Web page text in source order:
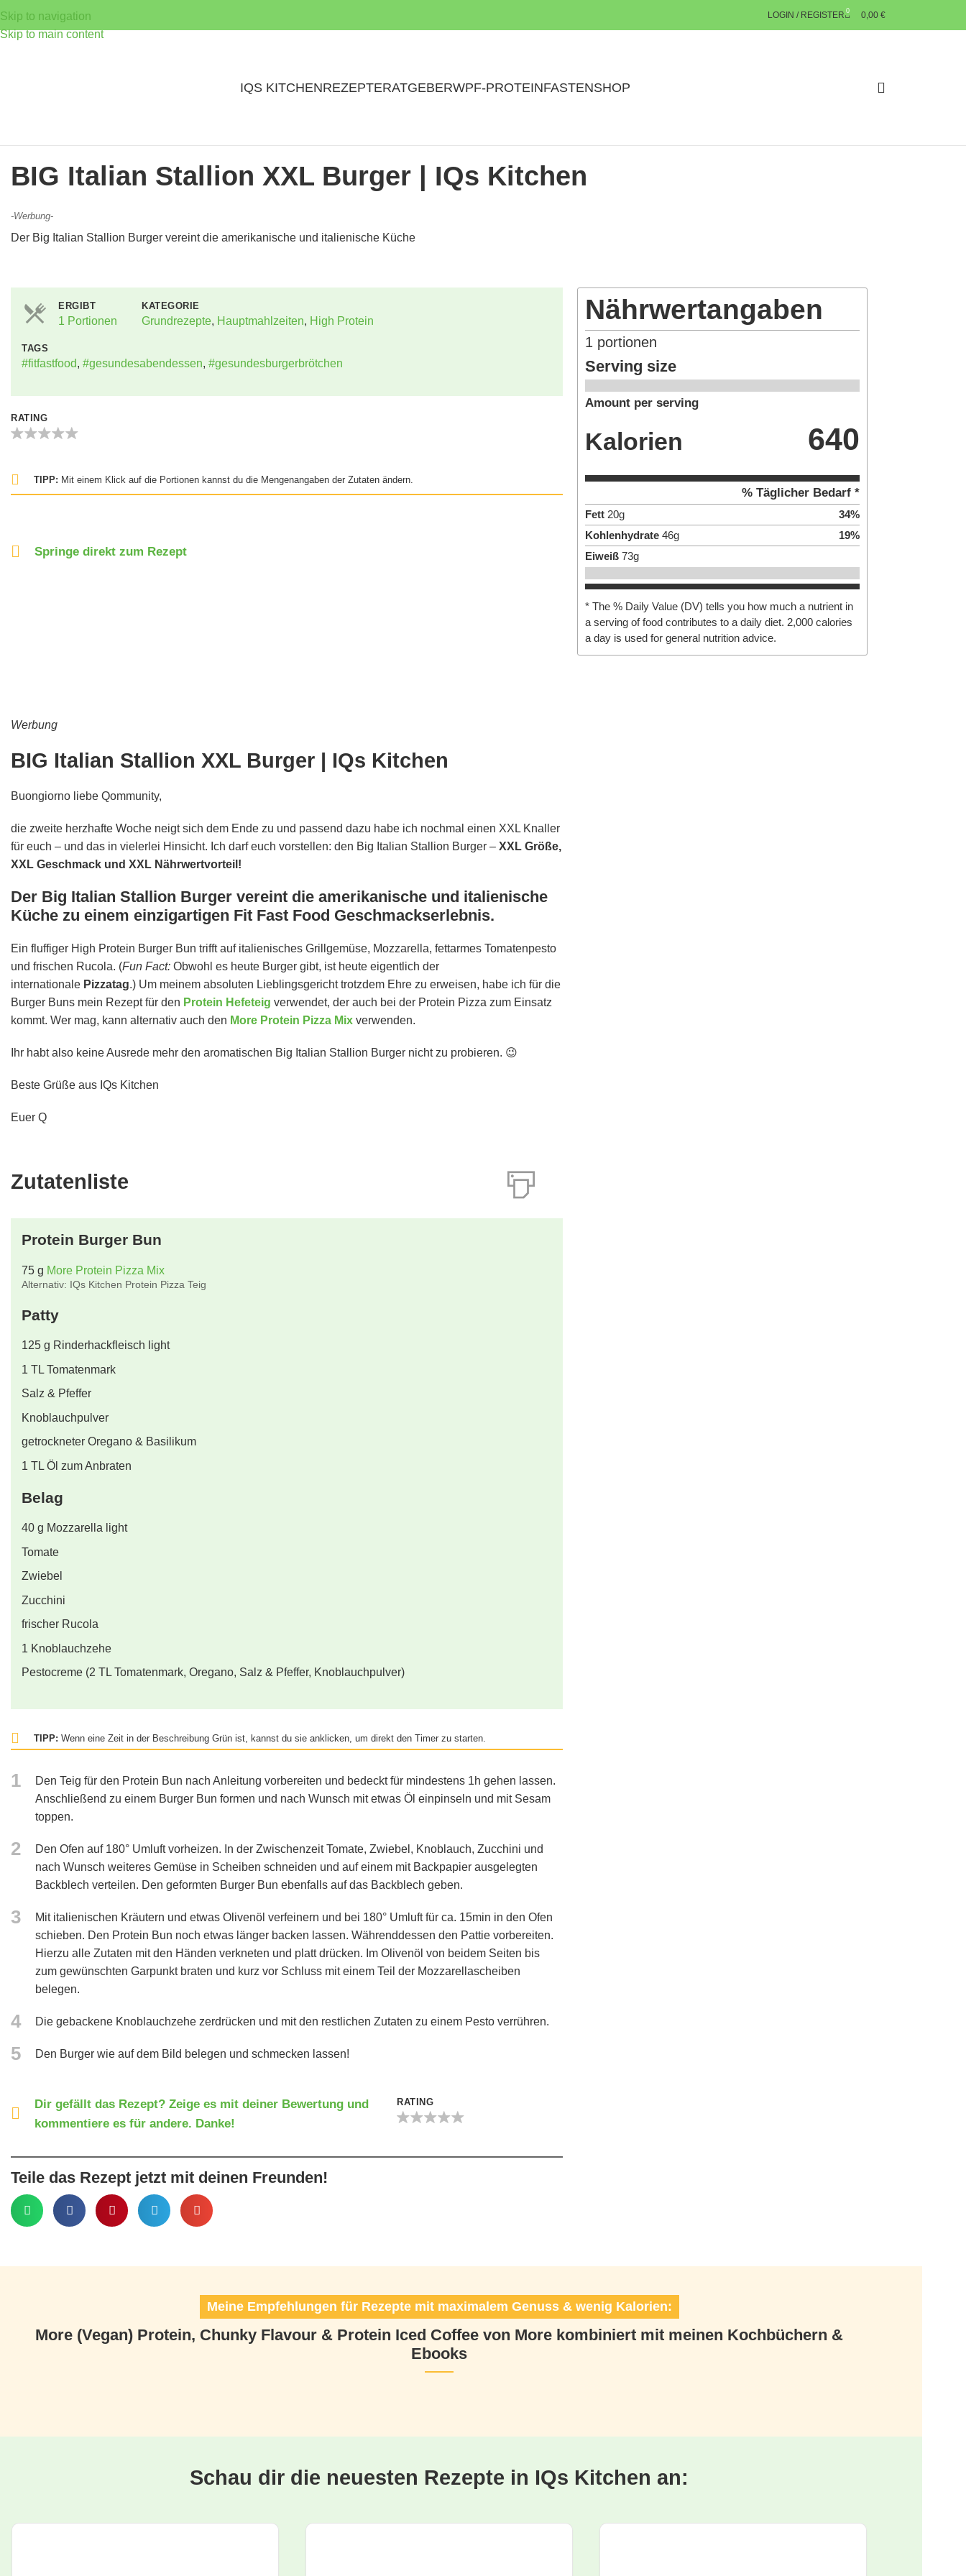
Skip to navigation
Skip to main content
LOGIN / REGISTER 0 0,00 €
IQS KITCHENREZEPTERATGEBERWPF-PROTEINFASTENSHOP
BIG Italian Stallion XXL Burger | IQs Kitchen
-Werbung-
Der Big Italian Stallion Burger vereint die amerikanische und italienische Küche
ERGIBT
1 Portionen
KATEGORIE
Grundrezepte, Hauptmahlzeiten, High Protein
TAGS
#fitfastfood, #gesundesabendessen, #gesundesburgerbrötchen
RATING
TIPP: Mit einem Klick auf die Portionen kannst du die Mengenangaben der Zutaten ändern.
Springe direkt zum Rezept
Nährwertangaben
1 portionen
Serving size
Amount per serving
Kalorien 640
% Täglicher Bedarf *
Fett 20g 34%
Kohlenhydrate 46g 19%
Eiweiß 73g
* The % Daily Value (DV) tells you how much a nutrient in
a serving of food contributes to a daily diet. 2,000 calories
a day is used for general nutrition advice.
Werbung
BIG Italian Stallion XXL Burger | IQs Kitchen
Buongiorno liebe Qommunity,
die zweite herzhafte Woche neigt sich dem Ende zu und passend dazu habe ich nochmal einen XXL Knaller
für euch – und das in vielerlei Hinsicht. Ich darf euch vorstellen: den Big Italian Stallion Burger – XXL Größe,
XXL Geschmack und XXL Nährwertvorteil!
Der Big Italian Stallion Burger vereint die amerikanische und italienische
Küche zu einem einzigartigen Fit Fast Food Geschmackserlebnis.
Ein fluffiger High Protein Burger Bun trifft auf italienisches Grillgemüse, Mozzarella, fettarmes Tomatenpesto
und frischen Rucola. (Fun Fact: Obwohl es heute Burger gibt, ist heute eigentlich der
internationale Pizzatag.) Um meinem absoluten Lieblingsgericht trotzdem Ehre zu erweisen, habe ich für die
Burger Buns mein Rezept für den Protein Hefeteig verwendet, der auch bei der Protein Pizza zum Einsatz
kommt. Wer mag, kann alternativ auch den More Protein Pizza Mix verwenden.
Ihr habt also keine Ausrede mehr den aromatischen Big Italian Stallion Burger nicht zu probieren. 😉
Beste Grüße aus IQs Kitchen
Euer Q
Zutatenliste
Protein Burger Bun
75 g More Protein Pizza Mix
Alternativ: IQs Kitchen Protein Pizza Teig
Patty
125 g Rinderhackfleisch light
1 TL Tomatenmark
Salz & Pfeffer
Knoblauchpulver
getrockneter Oregano & Basilikum
1 TL Öl zum Anbraten
Belag
40 g Mozzarella light
Tomate
Zwiebel
Zucchini
frischer Rucola
1 Knoblauchzehe
Pestocreme (2 TL Tomatenmark, Oregano, Salz & Pfeffer, Knoblauchpulver)
TIPP: Wenn eine Zeit in der Beschreibung Grün ist, kannst du sie anklicken, um direkt den Timer zu starten.
1
Den Teig für den Protein Bun nach Anleitung vorbereiten und bedeckt für mindestens 1h gehen lassen.
Anschließend zu einem Burger Bun formen und nach Wunsch mit etwas Öl einpinseln und mit Sesam
toppen.
2
Den Ofen auf 180° Umluft vorheizen. In der Zwischenzeit Tomate, Zwiebel, Knoblauch, Zucchini und
nach Wunsch weiteres Gemüse in Scheiben schneiden und auf einem mit Backpapier ausgelegten
Backblech verteilen. Den geformten Burger Bun ebenfalls auf das Backblech geben.
3
Mit italienischen Kräutern und etwas Olivenöl verfeinern und bei 180° Umluft für ca. 15min in den Ofen
schieben. Den Protein Bun noch etwas länger backen lassen. Währenddessen den Pattie vorbereiten.
Hierzu alle Zutaten mit den Händen verkneten und platt drücken. Im Olivenöl von beidem Seiten bis
zum gewünschten Garpunkt braten und kurz vor Schluss mit einem Teil der Mozzarellascheiben
belegen.
4 Die gebackene Knoblauchzehe zerdrücken und mit den restlichen Zutaten zu einem Pesto verrühren.
5 Den Burger wie auf dem Bild belegen und schmecken lassen!
Dir gefällt das Rezept? Zeige es mit deiner Bewertung und
kommentiere es für andere. Danke!
RATING
Teile das Rezept jetzt mit deinen Freunden!
Meine Empfehlungen für Rezepte mit maximalem Genuss & wenig Kalorien:
More (Vegan) Protein, Chunky Flavour & Protein Iced Coffee von More kombiniert mit meinen Kochbüchern &
Ebooks
Schau dir die neuesten Rezepte in IQs Kitchen an: